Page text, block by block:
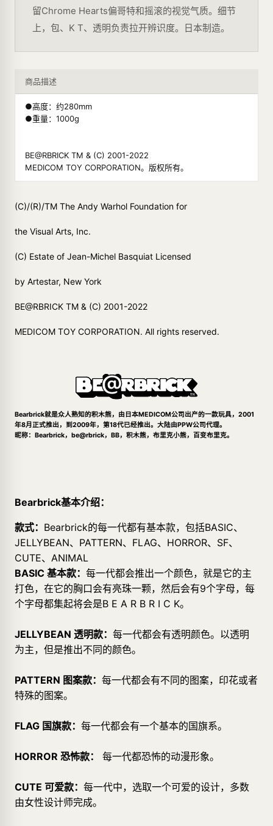
留Chrome Hearts偏哥特和摇滚的视觉气质。细节
上，包、K T、透明负责拉开辨识度。日本制造。
商品描述
●高度：约280mm
●重量：1000g
BE@RBRICK TM & (C) 2001-2022
MEDICOM TOY CORPORATION。版权所有。
(C)/(R)/TM The Andy Warhol Foundation for
the Visual Arts, Inc.
(C) Estate of Jean-Michel Basquiat Licensed
by Artestar, New York
BE@RBRICK TM & (C) 2001-2022
MEDICOM TOY CORPORATION. All rights reserved.
Bearbrick就是众人熟知的积木熊，由日本MEDICOM公司出产的一款玩具，2001
年8月正式推出，到2009年，第18代已经推出。大陆由PPW公司代理。
昵称：Bearbrick，be@rbrick，BB，积木熊，布里克小熊，百变布里克。
Bearbrick基本介绍：
款式： Bearbrick的每一代都有基本款，包括BASIC、
JELLYBEAN、PATTERN、FLAG、HORROR、SF、
CUTE、ANIMAL
BASIC 基本款： 每一代都会推出一个颜色，就是它的主
打色，在它的胸口会有亮珠一颗，然后会有9个字母，每
个字母都集起将会是B E A R B R I C K。
JELLYBEAN 透明款： 每一代都会有透明颜色。以透明
为主，但是推出不同的颜色。
PATTERN 图案款： 每一代都会有不同的图案，印花或者
特殊的图案。
FLAG 国旗款： 每一代都会有一个基本的国旗系。
HORROR 恐怖款： 每一代都恐怖的动漫形象。
CUTE 可爱款： 每一代中，选取一个可爱的设计，多数
由女性设计师完成。